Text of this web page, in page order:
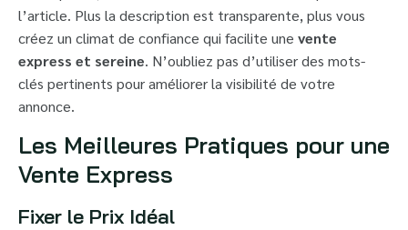
l’article. Plus la description est transparente, plus vous
créez un climat de confiance qui facilite une vente
express et sereine. N’oubliez pas d’utiliser des mots-
clés pertinents pour améliorer la visibilité de votre
annonce.
Les Meilleures Pratiques pour une
Vente Express
Fixer le Prix Idéal